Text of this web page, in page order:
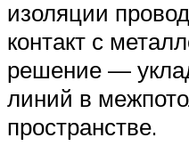
изоляции
контакт с
решение —
линий в
пространстве.